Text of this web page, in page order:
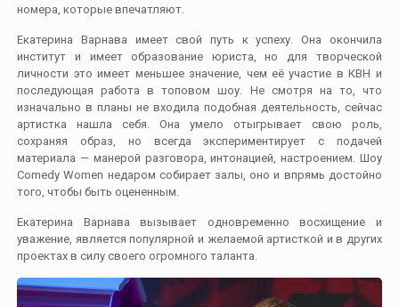
номера, которые впечатляют.
Екатерина Варнава имеет свой путь к успеху. Она окончила
институт и имеет образование юриста, но для творческой
личности это имеет меньшее значение, чем её участие в КВН и
последующая работа в топовом шоу. Не смотря на то, что
изначально в планы не входила подобная деятельность, сейчас
артистка нашла себя. Она умело отыгрывает свою роль,
сохраняя образ, но всегда экспериментирует с подачей
материала — манерой разговора, интонацией, настроением. Шоу
Comedy Women недаром собирает залы, оно и впрямь достойно
того, чтобы быть оцененным.
Екатерина Варнава вызывает одновременно восхищение и
уважение, является популярной и желаемой артисткой и в других
проектах в силу своего огромного таланта.